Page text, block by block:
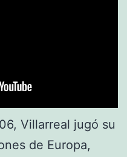
Villarreal jugó su
de Europa,